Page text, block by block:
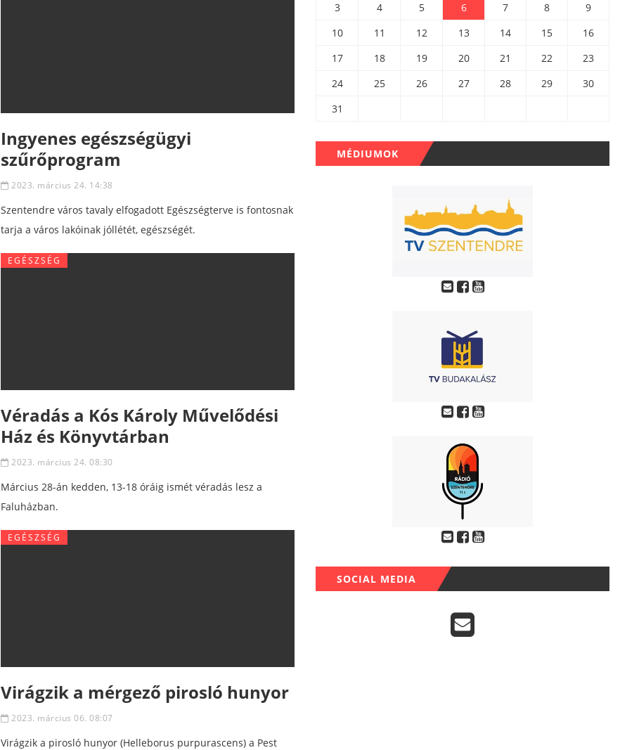
Ingyenes egészségügyi
szűrőprogram
2023. március 24. 14:38
Szentendre város tavaly elfogadott Egészségterve is fontosnak
tarja a város lakóinak jóllétét, egészségét.
EGÉSZSÉG
Véradás a Kós Károly Művelődési
Ház és Könyvtárban
2023. március 24. 08:30
Március 28-án kedden, 13-18 óráig ismét véradás lesz a
Faluházban.
EGÉSZSÉG
Virágzik a mérgező pirosló hunyor
2023. március 06. 08:07
Virágzik a pirosló hunyor (Helleborus purpurascens) a Pest
3
4 5 6 7 8
9
10
11 12 13 14 15
16
17
18 19 20 21 22
23
24
25 26 27 28 29
30
31
MÉDIUMOK
SOCIAL MEDIA